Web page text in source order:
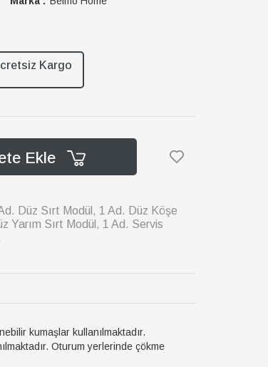
Kargo
Ekle
Düz Sırt Modül, 1 Ad. Düz Köşe
Yarım Sırt Modül, 1 Ad. Servis
kumaşlar kullanılmaktadır.
Oturum yerlerinde çökme